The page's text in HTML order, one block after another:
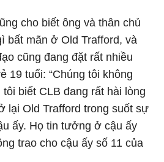
cho biết ông và thân chủ
bất mãn ở Old Trafford, và
cũng đang đặt rất nhiều
19 tuổi: “Chúng tôi không
biết CLB đang rất hài lòng
lại Old Trafford trong suốt sự
ấy. Họ tin tưởng ở cậu ấy
trao cho cậu ấy số 11 của